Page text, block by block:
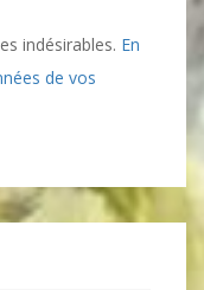
indésirables. En
de vos